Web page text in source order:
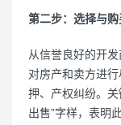
第二步：选择与
从信誉良好的开
对房产和卖方进
押、产权纠纷。
出售”字样，表明